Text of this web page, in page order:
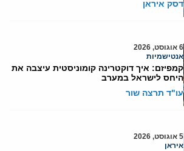
דסק איראן
6 אוגוסט, 2026
אנטישמיות
קמפיזם: איך דוקטרינה קומוניסטית עיצבה את
היחס לישראל במערב
עו"ד תרצה שור
5 אוגוסט, 2026
איראן